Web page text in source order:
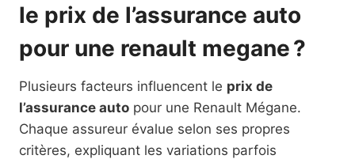
le prix de l’assurance auto
pour une renault megane ?
Plusieurs facteurs influencent le prix de
l’assurance auto pour une Renault Mégane.
Chaque assureur évalue selon ses propres
critères, expliquant les variations parfois